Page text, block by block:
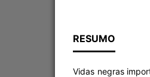
RESUMO
Vidas negras